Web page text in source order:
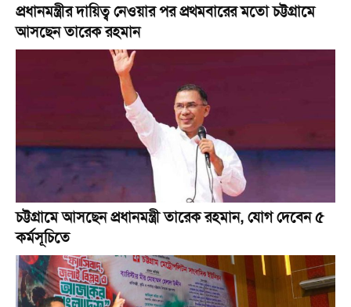
প্রধানমন্ত্রীর দায়িত্ব নেওয়ার পর প্রথমবারের মতো চট্টগ্রামে
আসছেন তারেক রহমান
চট্টগ্রামে আসছেন প্রধানমন্ত্রী তারেক রহমান, যোগ দেবেন ৫
কর্মসূচিতে